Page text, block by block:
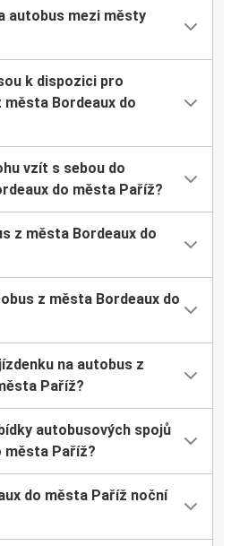
autobus mezi městy
k dispozici pro
Bordeaux do
vzít s sebou do
do města Paříž?
z města Bordeaux do
z města Bordeaux do
na autobus z
Paříž?
autobusových spojů
města Paříž?
do města Paříž noční